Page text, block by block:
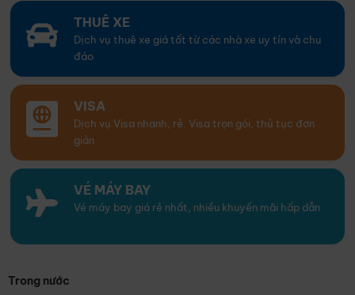
THUÊ XE
Dịch vụ thuê xe giá tốt từ các nhà xe uy tín và chu
đáo
VISA
Dịch vụ Visa nhanh, rẻ. Visa trọn gói, thủ tục đơn
giản
VÉ MÁY BAY
Vé máy bay giá rẻ nhất, nhiều khuyến mãi hấp dẫn
Trong nước